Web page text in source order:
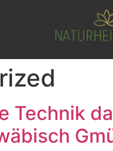
Technik